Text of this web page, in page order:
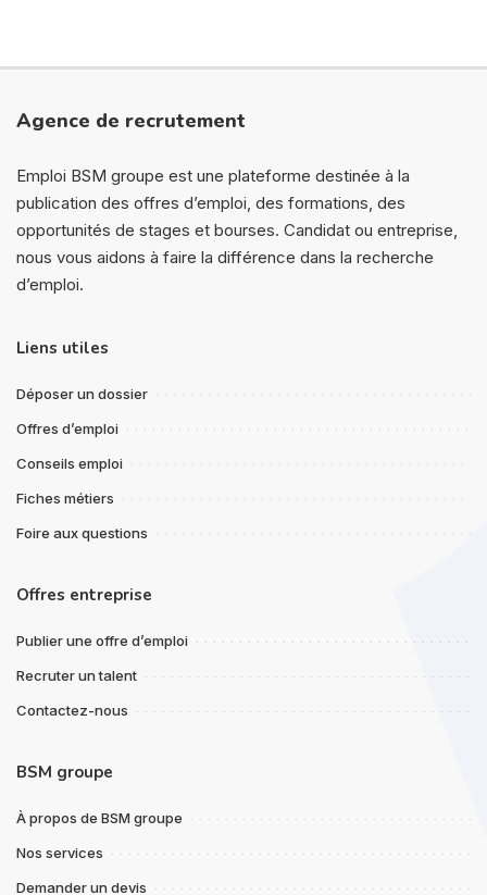
Agence de recrutement
Emploi BSM groupe est une plateforme destinée à la
publication des offres d’emploi, des formations, des
opportunités de stages et bourses. Candidat ou entreprise,
nous vous aidons à faire la différence dans la recherche
d’emploi.
Liens utiles
Déposer un dossier
Offres d’emploi
Conseils emploi
Fiches métiers
Foire aux questions
Offres entreprise
Publier une offre d’emploi
Recruter un talent
Contactez-nous
BSM groupe
À propos de BSM groupe
Nos services
Demander un devis